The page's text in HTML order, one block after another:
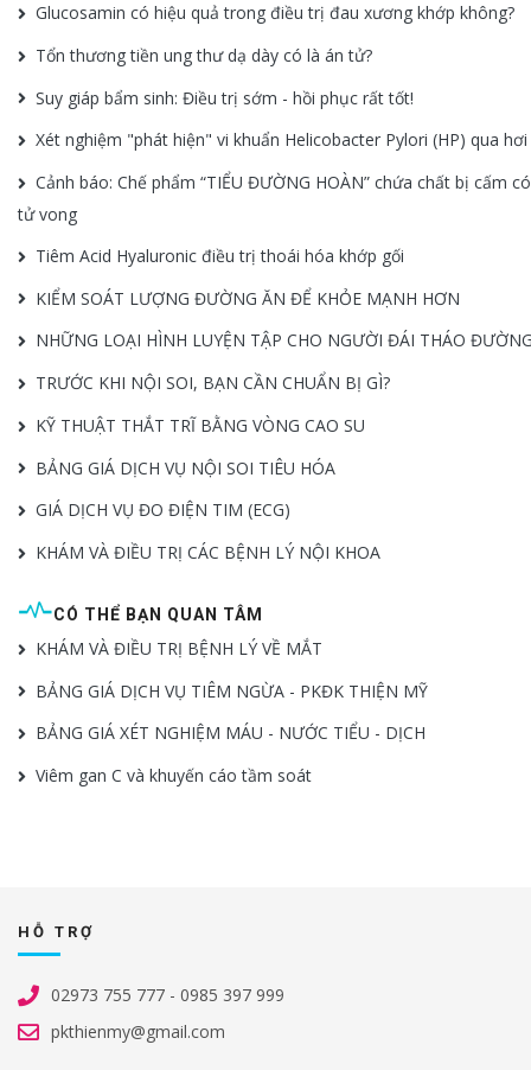
Glucosamin có hiệu quả trong điều trị đau xương khớp không?
Tổn thương tiền ung thư dạ dày có là án tử?
Suy giáp bẩm sinh: Điều trị sớm - hồi phục rất tốt!
Xét nghiệm "phát hiện" vi khuẩn Helicobacter Pylori (HP) qua
Cảnh báo: Chế phẩm “TIỂU ĐƯỜNG HOÀN” chứa chất bị cấm
tử vong
Tiêm Acid Hyaluronic điều trị thoái hóa khớp gối
KIỂM SOÁT LƯỢNG ĐƯỜNG ĂN ĐỂ KHỎE MẠNH HƠN
NHỮNG LOẠI HÌNH LUYỆN TẬP CHO NGƯỜI ĐÁI THÁO
TRƯỚC KHI NỘI SOI, BẠN CẦN CHUẨN BỊ GÌ?
KỸ THUẬT THẮT TRĨ BẰNG VÒNG CAO SU
BẢNG GIÁ DỊCH VỤ NỘI SOI TIÊU HÓA
GIÁ DỊCH VỤ ĐO ĐIỆN TIM (ECG)
KHÁM VÀ ĐIỀU TRỊ CÁC BỆNH LÝ NỘI KHOA
CÓ THỂ BẠN QUAN TÂM
KHÁM VÀ ĐIỀU TRỊ BỆNH LÝ VỀ MẮT
BẢNG GIÁ DỊCH VỤ TIÊM NGỪA - PKĐK THIỆN MỸ
BẢNG GIÁ XÉT NGHIỆM MÁU - NƯỚC TIỂU - DỊCH
Viêm gan C và khuyến cáo tầm soát
HỖ TRỢ
02973 755 777 - 0985 397 999
pkthienmy@gmail.com